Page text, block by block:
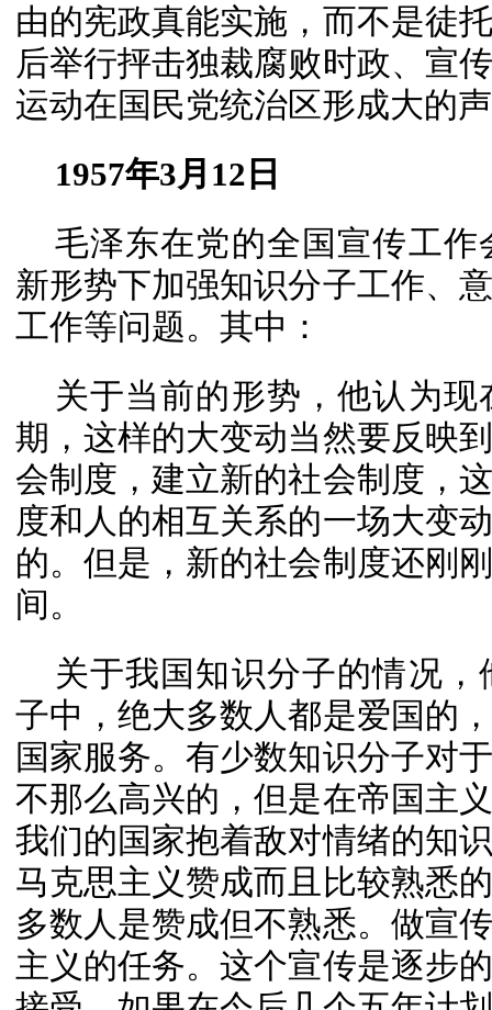
由的宪政真能实施，而不是徒
后举行抨击独裁腐败时政、宣
运动在国民党统治区形成大的
1957年3月12日
毛泽东在党的全国宣传工
新形势下加强知识分子工作、
工作等问题。其中：
关于当前的形势，他认为
期，这样的大变动当然要反映
会制度，建立新的社会制度，
度和人的相互关系的一场大变
的。但是，新的社会制度还刚
间。
关于我国知识分子的情况
子中，绝大多数人都是爱国的
国家服务。有少数知识分子对
不那么高兴的，但是在帝国主
我们的国家抱着敌对情绪的知
马克思主义赞成而且比较熟悉
多数人是赞成但不熟悉。做宣
主义的任务。这个宣传是逐步